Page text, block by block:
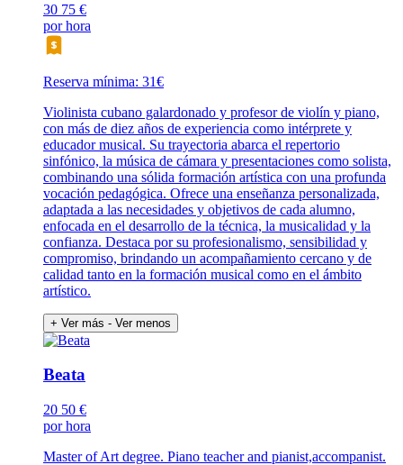
30 75 €
por hora
Reserva mínima: 31€
Violinista cubano galardonado y profesor de violín y piano,
con más de diez años de experiencia como intérprete y
educador musical. Su trayectoria abarca el repertorio
sinfónico, la música de cámara y presentaciones como solista,
combinando una sólida formación artística con una profunda
vocación pedagógica. Ofrece una enseñanza personalizada,
adaptada a las necesidades y objetivos de cada alumno,
enfocada en el desarrollo de la técnica, la musicalidad y la
confianza. Destaca por su profesionalismo, sensibilidad y
compromiso, brindando un acompañamiento cercano y de
calidad tanto en la formación musical como en el ámbito
artístico.
+ Ver más - Ver menos
Beata
20 50 €
por hora
Master of Art degree. Piano teacher and pianist,accompanist.